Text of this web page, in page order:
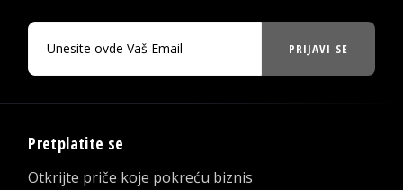
PRIJAVI SE
Pretplatite se
Otkrijte priče koje pokreću biznis